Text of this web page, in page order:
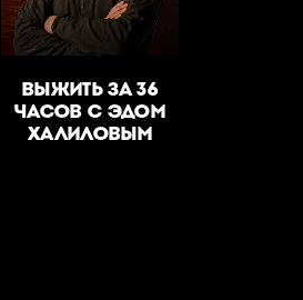
ВЫЖИТЬ ЗА 36
ЧАСОВ С ЭДОМ
ХАЛИЛОВЫМ